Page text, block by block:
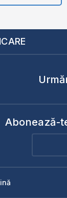
Abonează-